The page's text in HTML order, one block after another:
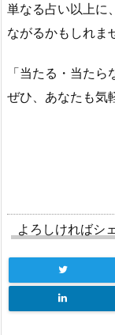
単なる占い以上に
ながるかもしれま
「当たる・当たら
ぜひ、あなたも気
よろしければシ